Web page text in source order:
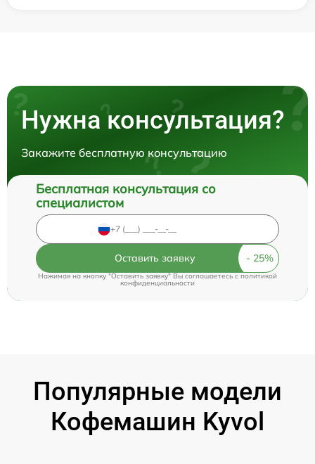
Нужна консультация?
Закажите бесплатную консультацию
Бесплатная консультация со
специалистом
Оставить заявку
Нажимая на кнопку "Оставить заявку" Вы соглашаетесь cполитикой
конфиденциальности
Популярные модели
Кофемашин Kyvol